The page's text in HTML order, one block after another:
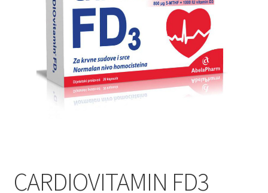
Подтверждение заказа
CARDIOVITAMIN FD3